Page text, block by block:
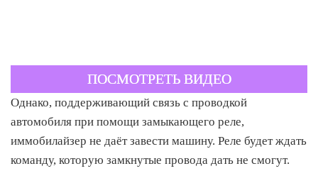
ПОСМОТРЕТЬ ВИДЕО
Однако, поддерживающий связь с проводкой
автомобиля при помощи замыкающего реле,
иммобилайзер не даёт завести машину. Реле будет ждать
команду, которую замкнутые провода дать не смогут.